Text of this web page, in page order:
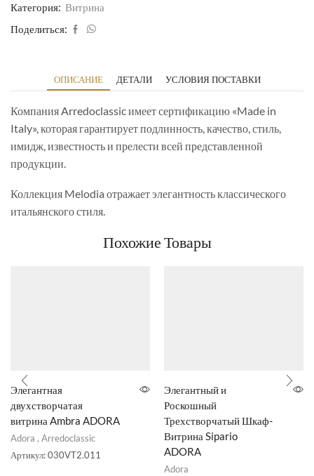
Категория: Витрина
Поделиться:
ОПИСАНИЕ ДЕТАЛИ УСЛОВИЯ ПОСТАВКИ
Компания Arredoclassic имеет сертификацию «Made in
Italy», которая гарантирует подлинность, качество, стиль,
имидж, известность и прелести всей представленной
продукции.
Коллекция Melodia отражает элегантность классического
итальянского стиля.
Похожие Товары
Элегантная
двухстворчатая
витрина Ambra ADORA
Adora , Arredoclassic
Артикул:030VT2.011
Элегантный и
Роскошный
Трехстворчатый Шкаф-
Витрина Sipario
ADORA
Adora